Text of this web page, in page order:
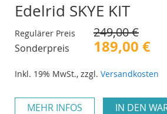
Edelrid SKYE KIT
Regulärer Preis 249,00 €
Sonderpreis 189,00 €
Inkl. 19% MwSt., zzgl. Versandkosten
MEHR INFOS IN DEN